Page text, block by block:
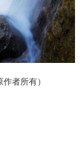
者所有）